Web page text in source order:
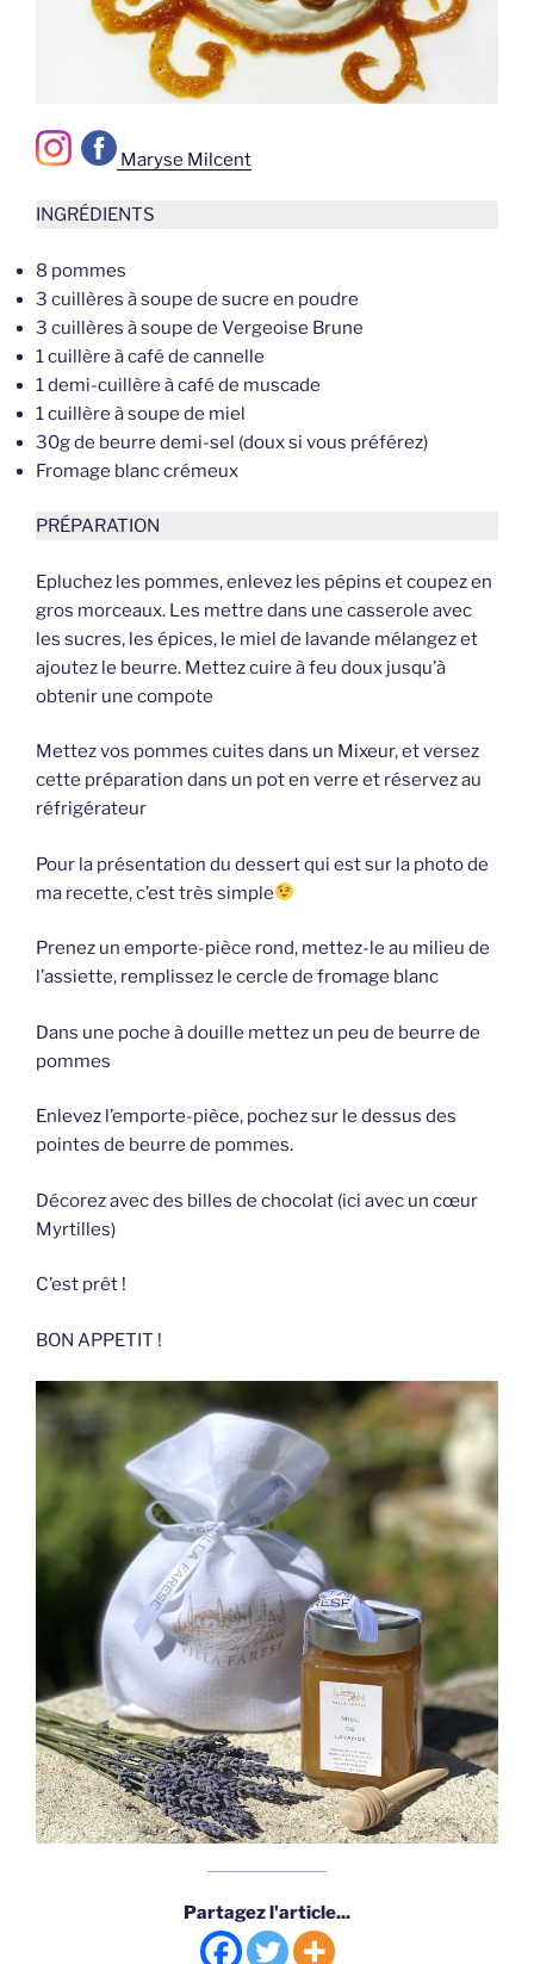
Maryse Milcent
INGRÉDIENTS
8 pommes
3 cuillères à soupe de sucre en poudre
3 cuillères à soupe de Vergeoise Brune
1 cuillère à café de cannelle
1 demi-cuillère à café de muscade
1 cuillère à soupe de miel
30g de beurre demi-sel (doux si vous préférez)
Fromage blanc crémeux
PRÉPARATION
Epluchez les pommes, enlevez les pépins et coupez en
gros morceaux. Les mettre dans une casserole avec
les sucres, les épices, le miel de lavande mélangez et
ajoutez le beurre. Mettez cuire à feu doux jusqu’à
obtenir une compote
Mettez vos pommes cuites dans un Mixeur, et versez
cette préparation dans un pot en verre et réservez au
réfrigérateur
Pour la présentation du dessert qui est sur la photo de
ma recette, c’est très simple
Prenez un emporte-pièce rond, mettez-le au milieu de
l’assiette, remplissez le cercle de fromage blanc
Dans une poche à douille mettez un peu de beurre de
pommes
Enlevez l’emporte-pièce, pochez sur le dessus des
pointes de beurre de pommes.
Décorez avec des billes de chocolat (ici avec un cœur
Myrtilles)
C’est prêt !
BON APPETIT !
Partagez l'article...